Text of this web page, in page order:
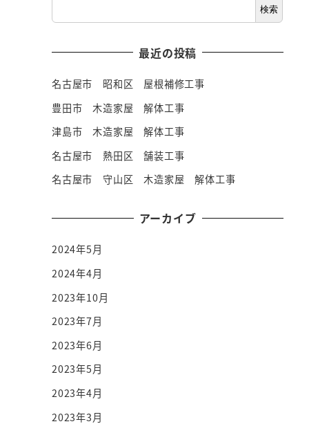
検索
最近の投稿
名古屋市 昭和区 屋根補修工事
豊田市 木造家屋 解体工事
津島市 木造家屋 解体工事
名古屋市 熱田区 舗装工事
名古屋市 守山区 木造家屋 解体工事
アーカイブ
2024年5月
2024年4月
2023年10月
2023年7月
2023年6月
2023年5月
2023年4月
2023年3月